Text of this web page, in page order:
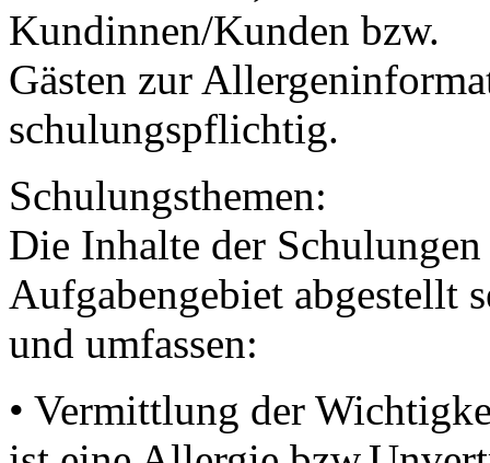
Kundinnen/Kunden bzw.
Gästen zur
schulungspflichtig.
Schulungsthemen:
Die Inhalte der
Aufgabengebiet abgestellt
und umfassen:
• Vermittlung der